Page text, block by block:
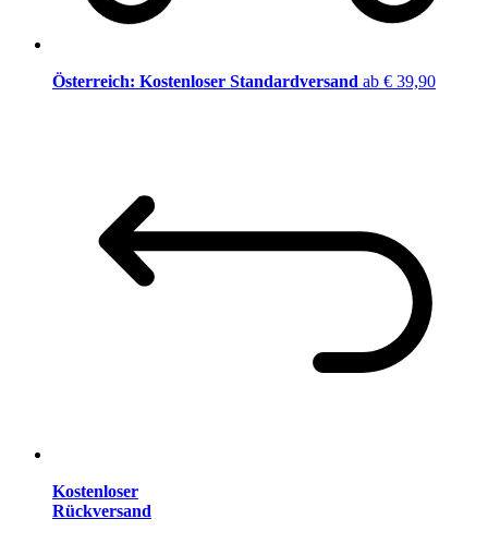
Österreich: Kostenloser Standardversand ab € 39,90
Kostenloser
Rückversand